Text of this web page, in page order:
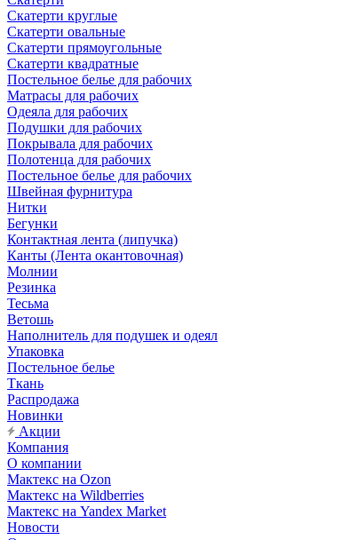
Скатерти круглые
Скатерти овальные
Скатерти прямоугольные
Скатерти квадратные
Постельное белье для рабочих
Матрасы для рабочих
Одеяла для рабочих
Подушки для рабочих
Покрывала для рабочих
Полотенца для рабочих
Постельное белье для рабочих
Швейная фурнитура
Нитки
Бегунки
Контактная лента (липучка)
Канты (Лента окантовочная)
Молнии
Резинка
Тесьма
Ветошь
Наполнитель для подушек и одеял
Упаковка
Постельное белье
Ткань
Распродажа
Новинки
Акции
Компания
О компании
Мактекс на Ozon
Мактекс на Wildberries
Мактекс на Yandex Market
Новости